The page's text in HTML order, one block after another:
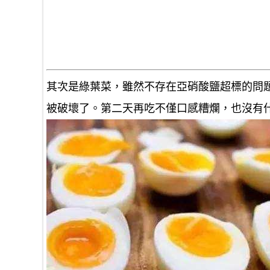
其次是綠葉菜，雖然不存在亞硝酸鹽超標的
被破壞了。第二天再吃不僅口感糟爛，也沒有